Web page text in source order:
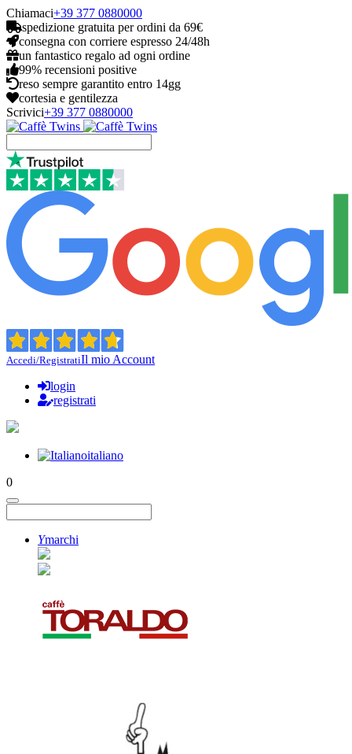
Chiamaci+39 377 0880000
spedizione gratuita per ordini da 69€
consegna con corriere espresso 24/48h
un fantastico regalo ad ogni ordine
99% recensioni positive
reso sempre garantito entro 14gg
cortesia e gentilezza
Scrivici+39 377 0880000
Accedi/RegistratiIl mio Account
login
registrati
italiano
0
Ymarchi